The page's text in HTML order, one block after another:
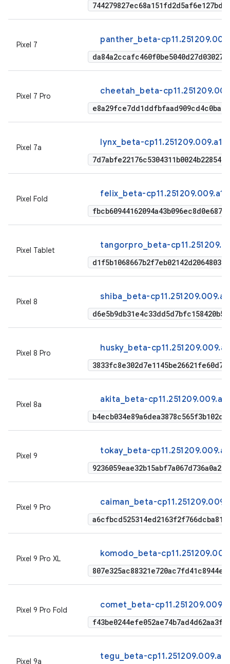
Pixel 7 panther_beta-
Pixel 7 Pro cheetah_beta-
Pixel 7a lynx_beta-
Pixel Fold felix_beta-
Pixel Tablet tangorpro_beta-
Pixel 8 shiba_beta-
Pixel 8 Pro husky_beta-
Pixel 8a akita_beta-
Pixel 9 tokay_beta-
Pixel 9 Pro caiman_beta-
Pixel 9 Pro XL komodo_beta-
Pixel 9 Pro Fold comet_beta-
Pixel 9a tegu_beta-